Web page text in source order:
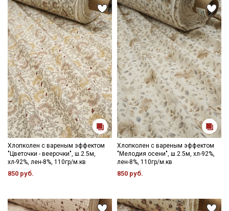
Хлопколен с вареным эффектом
"Цветочки - веерочки", ш.2.5м,
хл-92%, лен-8%, 110гр/м.кв
850 руб.
Хлопколен с вареным эффектом
"Мелодия осени", ш.2.5м, хл-92%,
лен-8%, 110гр/м.кв
850 руб.